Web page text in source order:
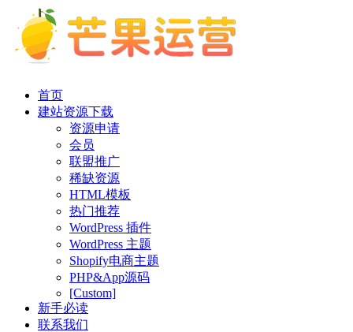
首页
建站资源下载
资源申请
会员
联盟推广
稀缺资源
HTML模板
热门推荐
WordPress 插件
WordPress 主题
Shopify电商主题
PHP&App源码
[Custom]
新手必读
联系我们